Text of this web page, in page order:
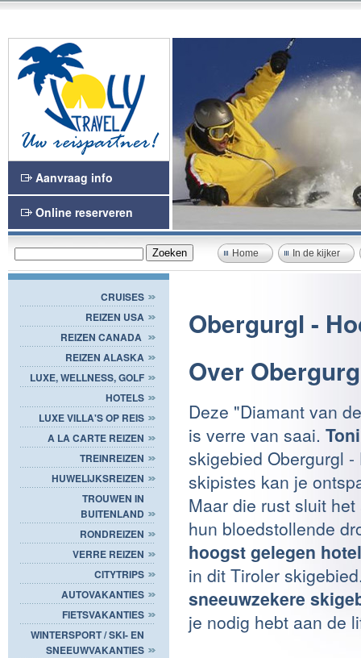
Aanvraag info
Online reserveren
Home In de kijker
CRUISES
REIZEN USA
REIZEN CANADA
REIZEN ALASKA
LUXE, WELLNESS, GOLF
HOTELS
LUXE VILLA'S OP REIS
A LA CARTE REIZEN
TREINREIZEN
HUWELIJKSREIZEN
TROUWEN IN
BUITENLAND
RONDREIZEN
VERRE REIZEN
CITYTRIPS
AUTOVAKANTIES
FIETSVAKANTIES
WINTERSPORT / SKI- EN
SNEEUWVAKANTIES
Obergurgl -
Over
Deze "Diamant van
is verre van saai.
skigebied Obergurgl
skipistes kan je
Maar die rust sluit
hun bloedstollende
hoogst gelegen
in dit Tiroler
sneeuwzekere
je nodig hebt aan de